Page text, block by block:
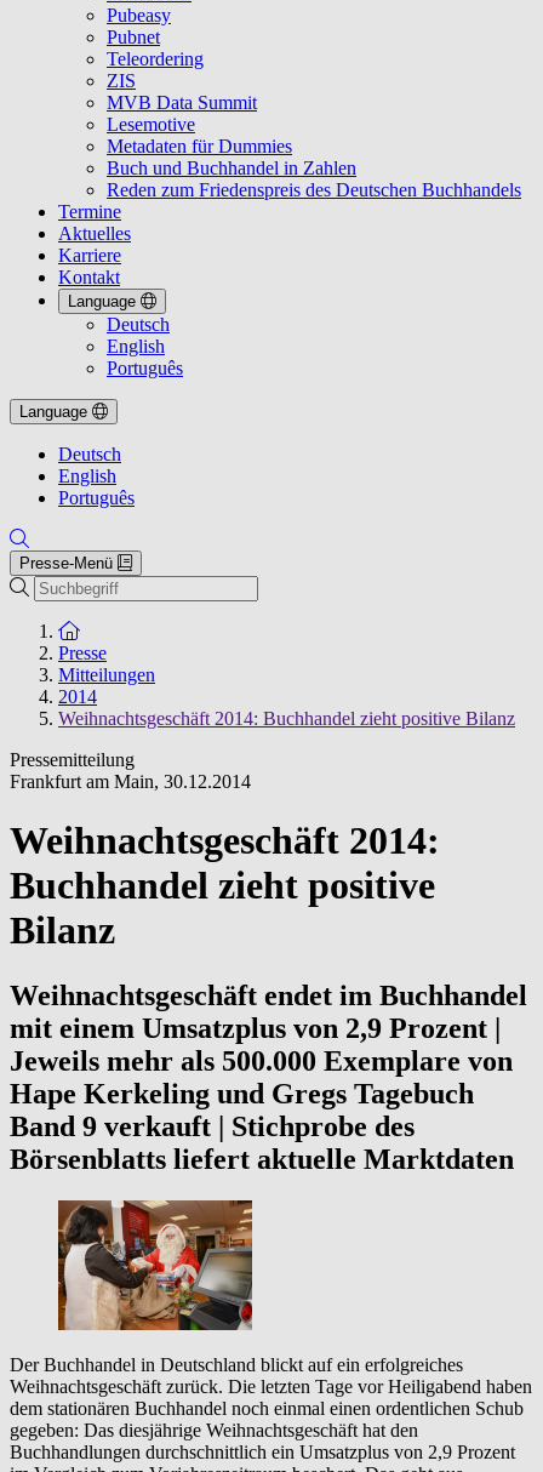
Pubeasy
Pubnet
Teleordering
ZIS
MVB Data Summit
Lesemotive
Metadaten für Dummies
Buch und Buchhandel in Zahlen
Reden zum Friedenspreis des Deutschen Buchhandels
Termine
Aktuelles
Karriere
Kontakt
Language
Deutsch
English
Português
Language
Deutsch
English
Português
Presse-Menü
Suche
Zur Startseite
Presse
Mitteilungen
2014
Weihnachtsgeschäft 2014: Buchhandel zieht positive Bilanz
Pressemitteilung
Frankfurt am Main, 30.12.2014
Weihnachtsgeschäft 2014:
Buchhandel zieht positive
Bilanz
Weihnachtsgeschäft endet im Buchhandel
mit einem Umsatzplus von 2,9 Prozent |
Jeweils mehr als 500.000 Exemplare von
Hape Kerkeling und Gregs Tagebuch
Band 9 verkauft | Stichprobe des
Börsenblatts liefert aktuelle Marktdaten
Der Buchhandel in Deutschland blickt auf ein erfolgreiches
Weihnachtsgeschäft zurück. Die letzten Tage vor Heiligabend haben
dem stationären Buchhandel noch einmal einen ordentlichen Schub
gegeben: Das diesjährige Weihnachtsgeschäft hat den
Buchhandlungen durchschnittlich ein Umsatzplus von 2,9 Prozent